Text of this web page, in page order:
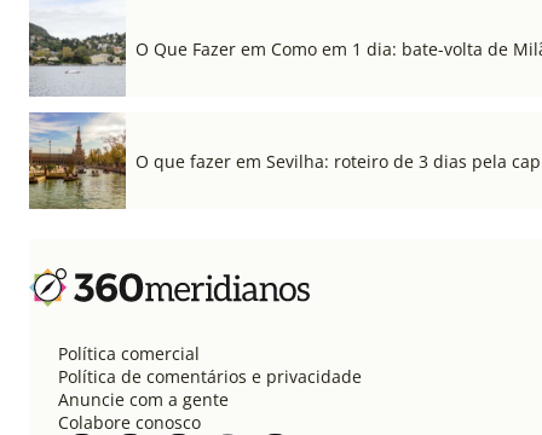
O Que Fazer em Como em 1 dia: bate-volta de
O que fazer em Sevilha: roteiro de 3 dias pela
Política comercial
Política de comentários e privacidade
Anuncie com a gente
Colabore conosco